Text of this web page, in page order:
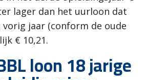
lager dan het uurloon dat
vorig jaar (conform de oude
€ 10,21.
loon 18 jarige